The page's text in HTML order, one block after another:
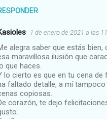
1 de enero de 2021 a las
alegra saber que estás bien,
maravillosa ilusión que
que haces.
lo cierto es que en tu cena de
faltado detalle, a mí
copiosas.
corazón, te dejo